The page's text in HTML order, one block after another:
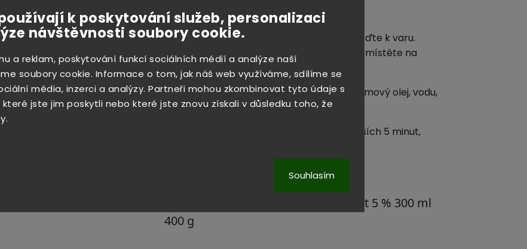
k poskytování služeb, personalizaci
návštěvnosti soubory cookie.
a reklam, poskytování funkcí sociálních médií a analýze naší
soubory cookie. Informace o tom, jak náš web využíváme, sdílíme se
média, inzerci a analýzy. Partneři mohou zkombinovat tyto údaje s
jste jim poskytli nebo které jste znovu získali v důsledku toho, že
Souhlasím
Postup:
Předehřejte troubu na 200 stupňů. Na dno velké pánve nalijte vodu a přiveďte k varu.
Vložte filety a rovnoměrně pošírujte asi 2 minuty z každé strany. Filety přemístěte na
pekáč.
V menší misce smíchejte miso pastu, sake, cukr, sezamová semínka, sezamový olej, vodu,
salátový dresink a rýžový ocet.Směs rozprostřete na filety.
Pečte cca 15 minut. Poté přepněte troubu na grilovací režim a grilujte dalších 5 minut,
Rozporcované filety ozdobte jarní cibulkou a podávejte s rýží.